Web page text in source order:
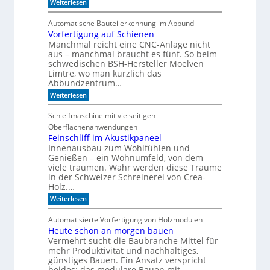
e
g
a
l
e
r
i
e
Weiterlesen
W
a
n
n
l
o
h
n
t
s
i
c
h
C
N
C
-
T
e
c
h
i
k
Automatische Bauteilerkennung im Abbund
Vorfertigung auf Schienen
Manchmal reicht eine CNC-Anlage nicht
aus – manchmal braucht es fünf. So beim
schwedischen BSH-Hersteller Moelven
Limtre, wo man kürzlich das
Abbundzentrum…
Weiterlesen:
V
o
r
f
e
r
t
i
g
u
g
a
u
f
S
c
h
i
e
Schleifmaschine mit vielseitigen
Oberflächenanwendungen
Feinschliff im Akustikpaneel
Innenausbau zum Wohlfühlen und
Genießen – ein Wohnumfeld, von dem
viele träumen. Wahr werden diese Träume
in der Schweizer Schreinerei von Crea-
Holz.…
Weiterlesen:
F
i
n
s
c
h
l
Automatisierte Vorfertigung von Holzmodulen
Heute schon an morgen bauen
Vermehrt sucht die Baubranche Mittel für
mehr Produktivität und nachhaltiges,
günstiges Bauen. Ein Ansatz verspricht